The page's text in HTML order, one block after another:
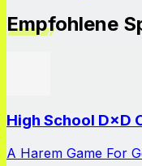
Empfohlene
High School D×D
A Harem Game For